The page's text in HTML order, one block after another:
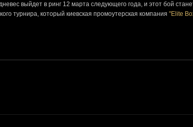
выйдет в ринг 12 марта следующего года, и этот бой
турнира, который киевская промоутерская компания "Elitе